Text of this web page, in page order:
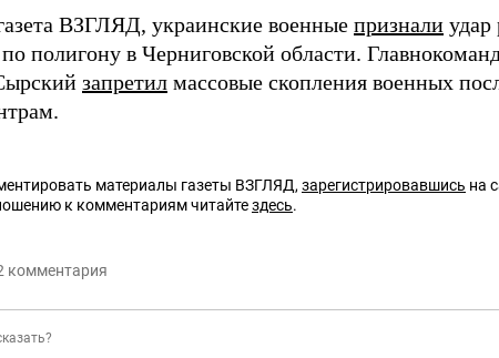
ВЗГЛЯД, украинские военные признали удар
полигону в Черниговской области.
запретил массовые скопления военных
материалы газеты ВЗГЛЯД, зарегистрировавшись на
к комментариям читайтездесь.
комментария